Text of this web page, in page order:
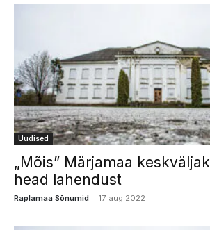
Uudised
„Mõis” Märjamaa
head lahendust
Raplamaa Sõnumid - 17. aug 2022